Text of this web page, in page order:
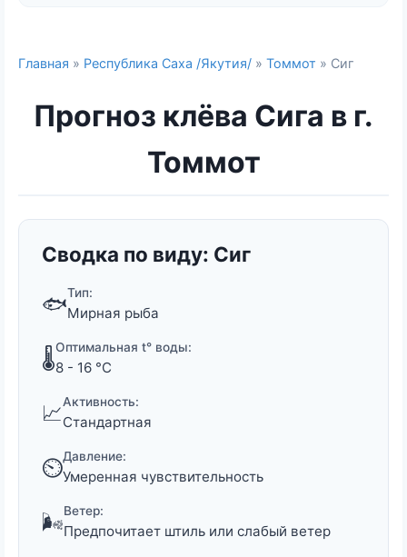
Главная » Республика Саха /Якутия/ » Томмот » Сиг
Прогноз клёва Сига в г.
Томмот
Сводка по виду: Сиг
🐟Тип:
Мирная рыба
🌡️Оптимальная t° воды:
8 - 16 °C
📈Активность:
Стандартная
⏲️Давление:
Умеренная чувствительность
🌬️Ветер:
Предпочитает штиль или слабый ветер